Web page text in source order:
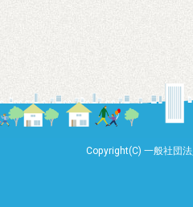
Copyright(C) 一般社団